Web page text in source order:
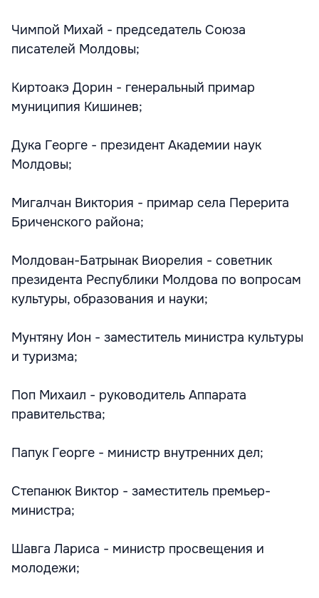
Чимпой Михай - председатель Союза
писателей Молдовы;
Киртоакэ Дорин - генеральный примар
муниципия Кишинев;
Дука Георге - президент Академии наук
Молдовы;
Мигалчан Виктория - примар села Перерита
Бриченского района;
Молдован-Батрынак Виорелия - советник
президента Республики Молдова по вопросам
культуры, образования и науки;
Мунтяну Ион - заместитель министра культуры
и туризма;
Поп Михаил - руководитель Аппарата
правительства;
Папук Георге - министр внутренних дел;
Степанюк Виктор - заместитель премьер-
министра;
Шавга Лариса - министр просвещения и
молодежи;